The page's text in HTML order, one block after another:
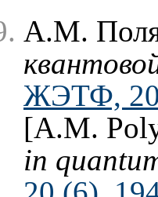
А.М.
ЖЭТФ, 20
[A.M.
in